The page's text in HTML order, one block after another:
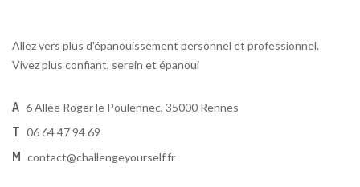
Allez vers plus d'épanouissement personnel et professionnel.
Vivez plus confiant, serein et épanoui
A 6 Allée Roger le Poulennec, 35000 Rennes
T 06 64 47 94 69
M contact@challengeyourself.fr